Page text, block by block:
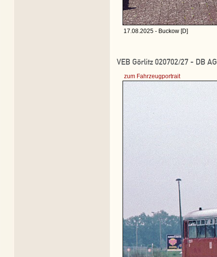
17.08.2025 - Buckow [D]
VEB Görlitz 020702/27 - DB
zum Fahrzeugportrait